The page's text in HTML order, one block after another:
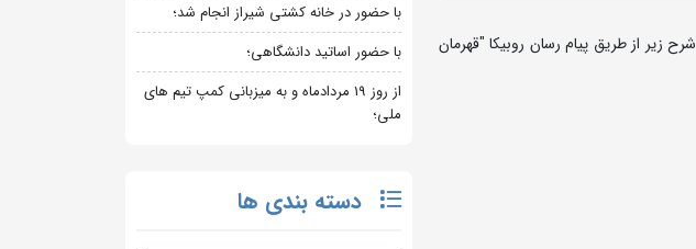
زیر از طریق پیام رسان روبیکا "قهرمان
با حضور در خانه کشتی شیراز انجام شد؛
با حضور اساتید دانشگاهی؛
از روز 19 مردادماه و به میزبانی کمپ تیم های
ملی؛
دسته بندی ها